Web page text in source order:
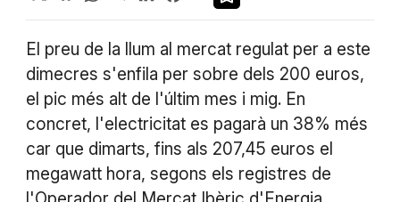
El preu de la llum al mercat regulat per a este
dimecres s'enfila per sobre dels 200 euros,
el pic més alt de l'últim mes i mig. En
concret, l'electricitat es pagarà un 38% més
car que dimarts, fins als 207,45 euros el
megawatt hora, segons els registres de